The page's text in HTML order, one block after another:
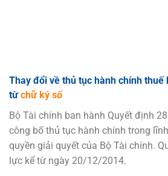
Thay đổi về thủ tục hành chính
từchữ ký số
Bộ Tài chính ban hành Quyết định
công bố thủ tục hành chính trong
quyền giải quyết của Bộ Tài chính.
lực kể từ ngày 20/12/2014.